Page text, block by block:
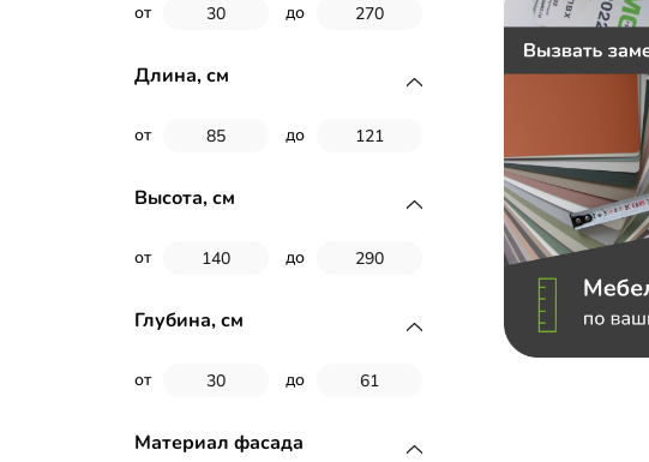
от до
Длина, см
от до
Высота, см
от до
Глубина, см
от до
Материал фасада